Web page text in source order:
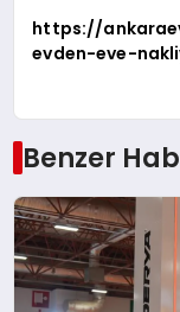
https://
evden-eve-
Benzer